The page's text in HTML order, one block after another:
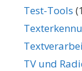
Test-Tools
TV und